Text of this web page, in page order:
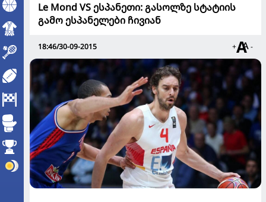
Le Mond VS ესპანეთი: გასოლზე სტატიის
გამო ესპანელები ჩივიან
18:46/30-09-2015 + -